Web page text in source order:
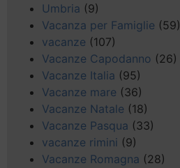
Umbria (9)
Vacanza per Famiglie (59)
vacanze (107)
Vacanze Capodanno (26)
Vacanze Italia (95)
Vacanze mare (36)
Vacanze Natale (18)
Vacanze Pasqua (33)
vacanze rimini (9)
Vacanze Romagna (28)